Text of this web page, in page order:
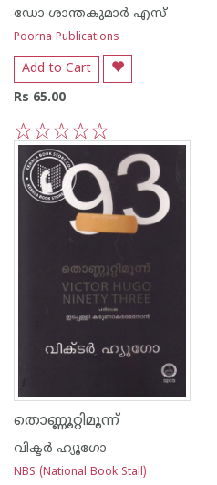
ഡോ ശാന്തകുമാര്‍ എസ്
Poorna Publications
Add to Cart
Rs 65.00
5
4
3
2
1
തൊണ്ണൂറ്റിമൂന്ന്
വിക്ടര്‍ ഹ്യൂഗോ
NBS (National Book Stall)